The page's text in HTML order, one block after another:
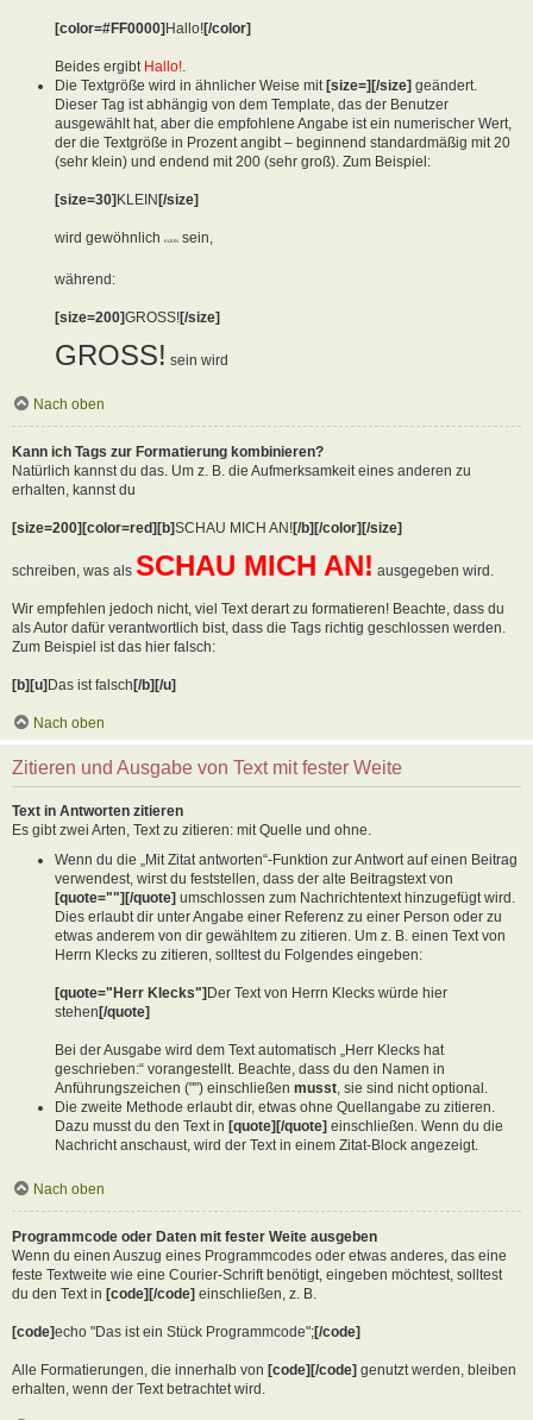
[color=#FF0000]Hallo![/color]
Beides ergibt Hallo!
Die Textgröße wird in ähnlicher Weise mit [size=][/size] geändert.
Dieser Tag ist abhängig von dem Template, das der Benutzer
ausgewählt hat, aber die empfohlene Angabe ist ein numerischer Wert,
der die Textgröße in Prozent angibt – beginnend standardmäßig mit 20
(sehr klein) und endend mit 200 (sehr groß). Zum Beispiel:
[size=30]KLEIN[/size]
wird gewöhnlich KLEIN sein,
während:
[size=200]GROSS![/size]
GROSS! sein wird
Nach oben
Kann ich Tags zur Formatierung kombinieren?
Natürlich kannst du das. Um z. B. die Aufmerksamkeit eines anderen zu
erhalten, kannst du
[size=200][color=red][b]SCHAU MICH AN![/b][/color][/size]
schreiben, was als SCHAU MICH AN! ausgegeben wird.
Wir empfehlen jedoch nicht, viel Text derart zu formatieren! Beachte, dass du
als Autor dafür verantwortlich bist, dass die Tags richtig geschlossen werden.
Zum Beispiel ist das hier falsch:
[b][u]Das ist falsch[/b][/u]
Nach oben
Zitieren und Ausgabe von Text mit fester Weite
Text in Antworten zitieren
Es gibt zwei Arten, Text zu zitieren: mit Quelle und ohne.
Wenn du die „Mit Zitat antworten“-Funktion zur Antwort auf einen Beitrag
verwendest, wirst du feststellen, dass der alte Beitragstext von
[quote=""][/quote] umschlossen zum Nachrichtentext hinzugefügt wird.
Dies erlaubt dir unter Angabe einer Referenz zu einer Person oder zu
etwas anderem von dir gewähltem zu zitieren. Um z. B. einen Text von
Herrn Klecks zu zitieren, solltest du Folgendes eingeben:
[quote="Herr Klecks"] Der Text von Herrn Klecks würde hier
stehen [/quote]
Bei der Ausgabe wird dem Text automatisch „Herr Klecks hat
geschrieben:“ vorangestellt. Beachte, dass du den Namen in
Anführungszeichen ("") einschließen musst, sie sind nicht optional.
Die zweite Methode erlaubt dir, etwas ohne Quellangabe zu zitieren.
Dazu musst du den Text in [quote][/quote] einschließen. Wenn du die
Nachricht anschaust, wird der Text in einem Zitat-Block angezeigt.
Nach oben
Programmcode oder Daten mit fester Weite ausgeben
Wenn du einen Auszug eines Programmcodes oder etwas anderes, das eine
feste Textweite wie eine Courier-Schrift benötigt, eingeben möchtest, solltest
du den Text in [code][/code] einschließen, z. B.
[code]echo "Das ist ein Stück Programmcode";[/code]
Alle Formatierungen, die innerhalb von [code][/code] genutzt werden, bleiben
erhalten, wenn der Text betrachtet wird.